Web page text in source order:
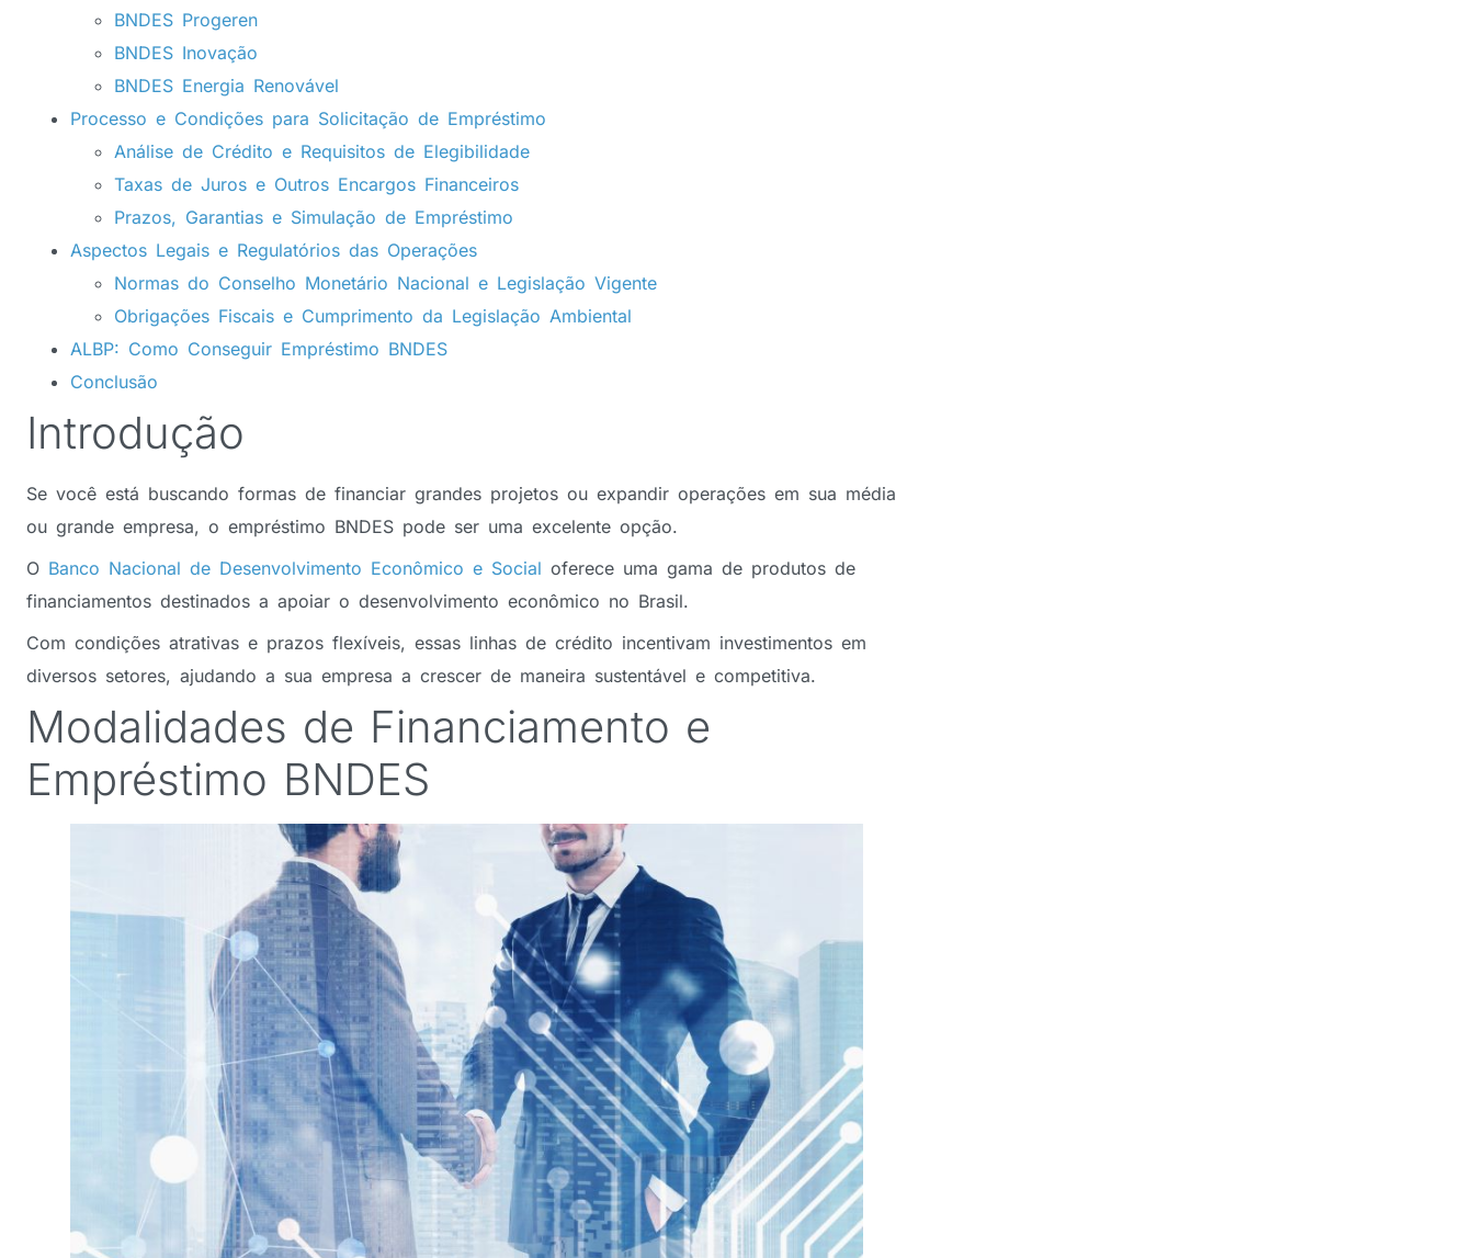
BNDES Progeren
BNDES Inovação
BNDES Energia Renovável
Processo e Condições para Solicitação de Empréstimo
Análise de Crédito e Requisitos de Elegibilidade
Taxas de Juros e Outros Encargos Financeiros
Prazos, Garantias e Simulação de Empréstimo
Aspectos Legais e Regulatórios das Operações
Normas do Conselho Monetário Nacional e Legislação Vigente
Obrigações Fiscais e Cumprimento da Legislação Ambiental
ALBP: Como Conseguir Empréstimo BNDES
Conclusão
Introdução
Se você está buscando formas de financiar grandes projetos ou expandir operações em sua média
ou grande empresa, o empréstimo BNDES pode ser uma excelente opção.
O Banco Nacional de Desenvolvimento Econômico e Social oferece uma gama de produtos de
financiamentos destinados a apoiar o desenvolvimento econômico no Brasil.
Com condições atrativas e prazos flexíveis, essas linhas de crédito incentivam investimentos em
diversos setores, ajudando a sua empresa a crescer de maneira sustentável e competitiva.
Modalidades de Financiamento e
Empréstimo BNDES